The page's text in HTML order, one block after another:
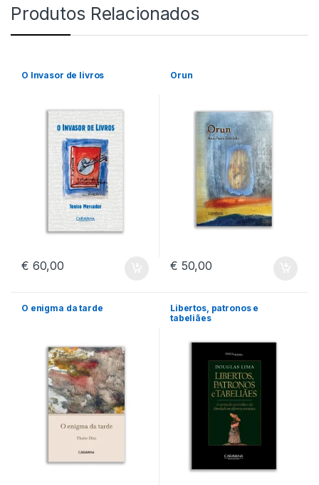
Produtos Relacionados
O Invasor de livros
€ 60,00
Orun
€ 50,00
O enigma da tarde
Libertos, patronos e
tabeliães